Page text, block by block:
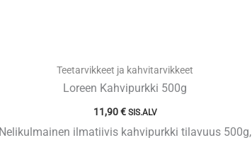
Teetarvikkeet ja kahvitarvikkeet
Loreen Kahvipurkki 500g
11,90€ SIS.ALV
Nelikulmainen ilmatiivis kahvipurkki tilavuus 500g,